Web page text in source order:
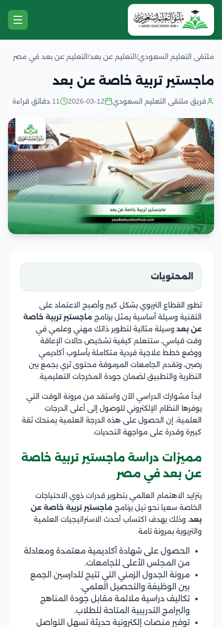
ملتقى التعليم السعودي/ التعليم عن بعد/ التعليم عن بعد في مصر
ماجستير تربية خاصة عن بعد
فريق ملتقى التعليم السعودي 2026-03-12 11 دقائق قراءة
المحتويات
تطور القطاع التربوي بشكل كبير وأصبح الاعتماد على
التقنية وسيلة أساسية يمثل برنامج ماجستير تربية خاصة
عن بعد وسيلة مثالية لتطوير ذاتك مهني وعلمي في
وقت قياسي، ستتعلم كيفية تشخيص حالات الإعاقة
ووضع خطط علاجية فردية متكاملة بأسلوب أكاديمي
رصين، وتقدم الجامعات المرموقة محتوى ثري يجمع بين
النظرية والتطبيق لضمان جودة المخرجات التعليمية.
ابدأ مشوارك الدراسي الآن واستفد من مرونة الوقت التي
يوفرها النظام الإلكتروني للوصول إلى أعلى الدرجات
العلمية، إن الحصول على هذه الدرجة العلمية يمنحك ثقة
كبيرة وقدرة على مواجهة التحديات.
مميزات دراسة ماجستير تربية خاصة
عن بعد في مصر
يتزايد الاهتمام العالمي بتطوير قدرات ذوي الاحتياجات
الخاصة سعيا نحو نيل برنامج ماجستير تربية خاصة عن
بعد، وذلك بهدف اكتساب أحدث الاستراتيجيات العلمية
والتربوية بمرونة تامة.
الحصول على شهادة أكاديمية معتمدة ومعادلة
من المجلس الأعلى للجامعات.
مرونة الجدول الزمني التي تتيح للدارسين الجمع
بين الوظيفة والتحصيل العلمي.
تكاليف دراسية ملائمة مقابل جودة المناهج
والبرامج التدريبية المتاحة للطلاب.
توفير منصات إلكترونية حديثة تسهل التواصل